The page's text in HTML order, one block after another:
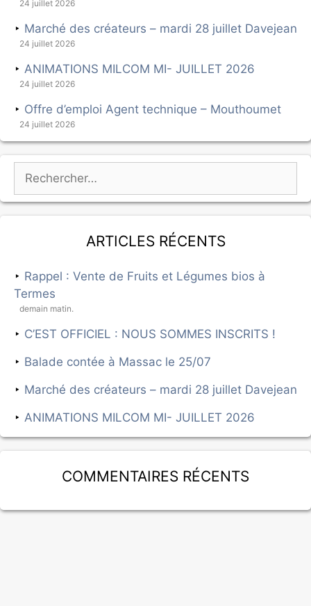
24 juillet 2026
Marché des créateurs – mardi 28 juillet Davejean
24 juillet 2026
ANIMATIONS MILCOM MI- JUILLET 2026
24 juillet 2026
Offre d’emploi Agent technique – Mouthoumet
24 juillet 2026
Articles récents
Rappel : Vente de Fruits et Légumes bios à
Termes
demain matin.
C’EST OFFICIEL : NOUS SOMMES INSCRITS !
Balade contée à Massac le 25/07
Marché des créateurs – mardi 28 juillet Davejean
ANIMATIONS MILCOM MI- JUILLET 2026
Commentaires récents